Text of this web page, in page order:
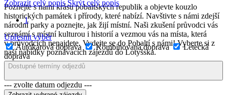
Poznejte s námi krásu pobaltských republik a objevte kouzlo
historických památek i přírody, které nabízí. Navštivte s námi zdejší
národní parky a poznejte, jak žijí místní. Naši zkušení průvodci vás
seznámí s místní kulturou i historií a vezmou vás na místa, která
v průvodcích nenajdete. Vydejte se do Pobaltí s námi! Vyberte si z
naší nabídky poznávacích zájezdů do Lotyšska.
Zobrazit celý popis Skrýt celý popis
1
Upřesnit výběr
Autokarová doprava
Kombinovaná doprava
Letecká
doprava
Dostupné termíny odjezdů
--- zvolte datum odjezdu ---